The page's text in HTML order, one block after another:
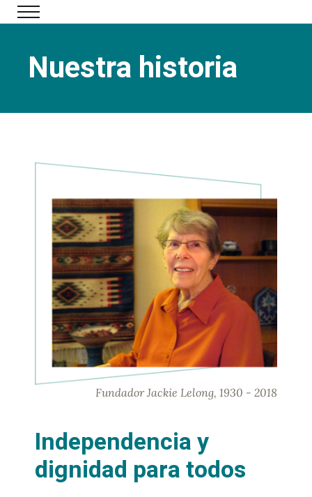
Ir al contenido principal
Nuestra historia
Fundador Jackie Lelong, 1930 - 2018
Independencia y
dignidad para todos